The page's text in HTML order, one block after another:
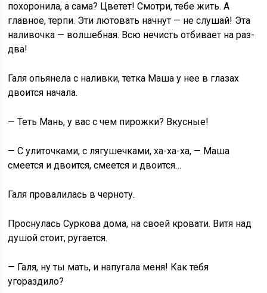
похоронила, а сама? Цветет! Смотри, тебе жить. А
главное, терпи. Эти лютовать начнут — не слушай! Эта
наливочка — волшебная. Всю нечисть отбивает на раз-
два!
Галя опьянела с наливки, тетка Маша у нее в глазах
двоится начала.
— Теть Мань, у вас с чем пирожки? Вкусные!
— С улиточками, с лягушечками, ха-ха-ха, — Маша
смеется и двоится, смеется и двоится…
Галя провалилась в черноту.
Проснулась Суркова дома, на своей кровати. Витя над
душой стоит, ругается.
— Галя, ну ты мать, и напугала меня! Как тебя
угораздило?